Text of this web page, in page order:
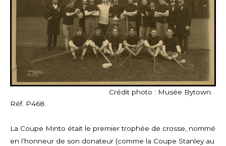
Crédit photo : Musée Bytown.
Réf. P468.
La Coupe Minto était le premier trophée de crosse, nommé
en l’honneur de son donateur (comme la Coupe Stanley au